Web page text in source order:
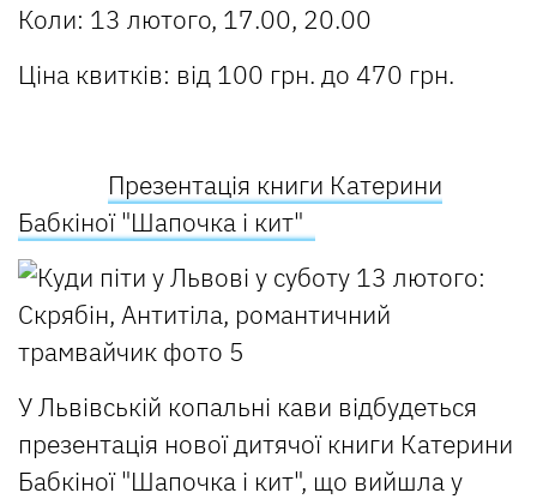
Коли: 13 лютого, 17.00, 20.00
Ціна квитків: від 100 грн. до 470 грн.
Презентація книги Катерини
Бабкіної "Шапочка і кит"
У Львівській копальні кави відбудеться
презентація нової дитячої книги Катерини
Бабкіної "Шапочка і кит", що вийшла у